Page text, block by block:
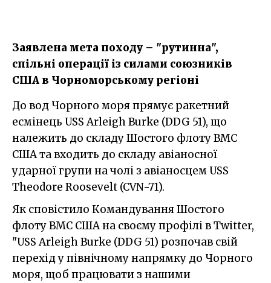
Заявлена мета походу – "рутинна",
спільні операції із силами союзників
США в Чорноморському регіоні
До вод Чорного моря прямує ракетний
есмінець USS Arleigh Burke (DDG 51), що
належить до складу Шостого флоту ВМС
США та входить до складу авіаносної
ударної групи на чолі з авіаносцем USS
Theodore Roosevelt (CVN-71).
Як сповістило Командування Шостого
флоту ВМС США на своєму профілі в Twitter,
"USS Arleigh Burke (DDG 51) розпочав свій
перехід у північному напрямку до Чорного
моря, щоб працювати з нашими